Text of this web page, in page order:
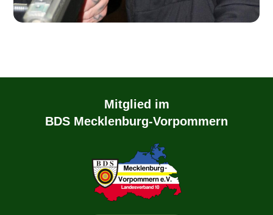
Mitglied im
BDS Mecklenburg-Vorpommern